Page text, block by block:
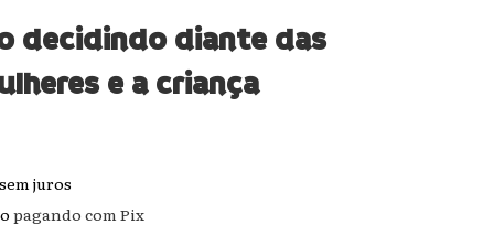
decidindo diante das
e a criança
sem juros
pagando com Pix